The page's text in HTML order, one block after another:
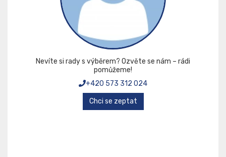
Nevíte si rady s výběrem? Ozvěte se nám – rádi
pomůžeme!
+420 573 312 024
Chci se zeptat